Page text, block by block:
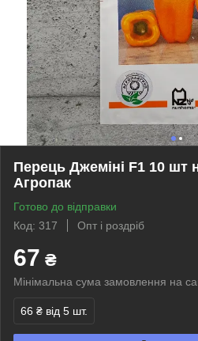
Перець Джеміні F1 10 шт
Агропак
Готово до відправки
Код: 317
Опт і роздріб
67 ₴
Мінімальна сума замовлення на
66 ₴ від 5 шт.